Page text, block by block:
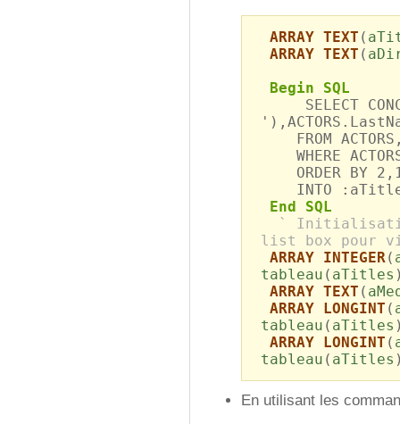
ARRAY TEXT (
ARRAY TEXT (
Begin SQL
SELECT
FROM
WHERE
ORDER BY
INTO
End SQL
`
list box pour
ARRAY INTEGER(
tableau ( aTitles
ARRAY TEXT (
ARRAY LONGINT (
tableau ( aTitles
ARRAY LONGINT (
tableau ( aTitles
En utilisant les